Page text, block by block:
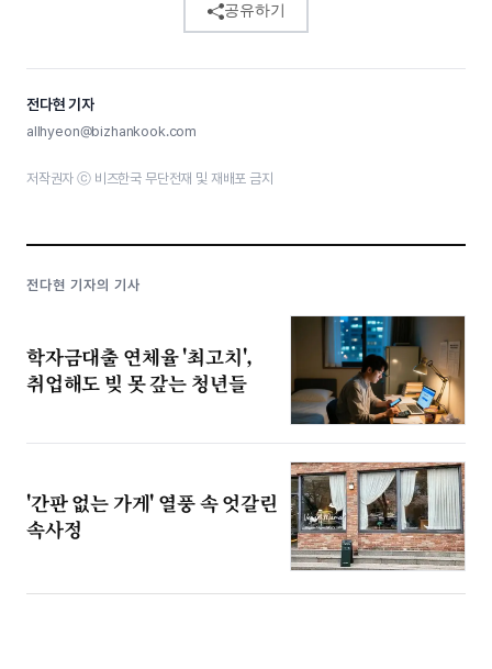
공유하기
전다현 기자
allhyeon@bizhankook.com
저작권자 ⓒ 비즈한국 무단전재 및 재배포 금지
전다현 기자의 기사
학자금대출 연체율 '최고치',
취업해도 빚 못 갚는 청년들
'간판 없는 가게' 열풍 속 엇갈린
속사정